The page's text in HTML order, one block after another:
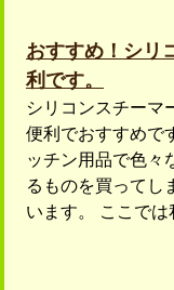
おすすめ！シリ
利です。
シリコンスチーマ
便利でおすすめで
ッチン用品で色々
るものを買ってし
います。 ここで